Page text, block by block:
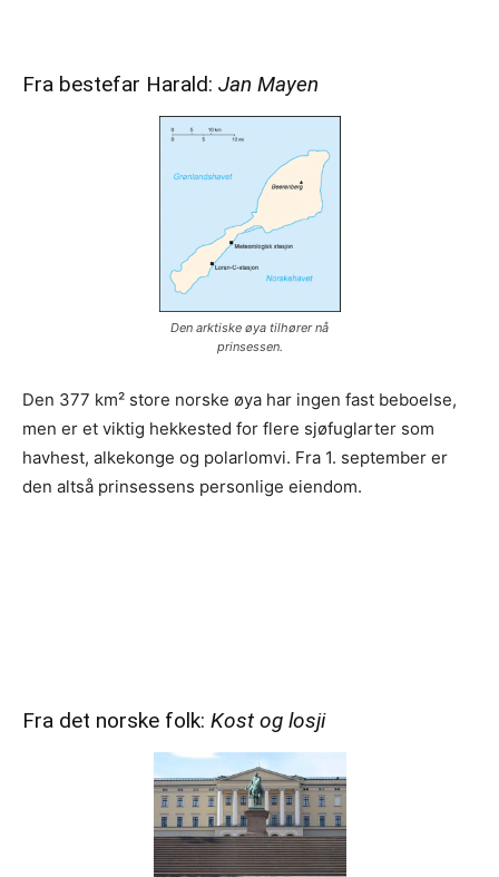
Fra bestefar Harald: Jan Mayen
Den arktiske øya tilhører nå
prinsessen.
Den 377 km² store norske øya har ingen fast beboelse,
men er et viktig hekkested for flere sjøfuglarter som
havhest, alkekonge og polarlomvi. Fra 1. september er
den altså prinsessens personlige eiendom.
Fra det norske folk: Kost og losji